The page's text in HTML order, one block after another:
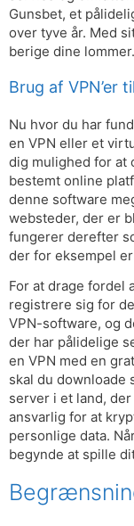
Gunsbet, et
over tyve år. Med
berige dine lommer.
Brug af VPN’er
Nu hvor du har
en VPN eller et
dig mulighed for at
bestemt online
denne software
websteder, der er
fungerer derefter
der for eksempel
For at drage fordel
registrere sig for
VPN-software, og
der har pålidelige
en VPN med en
skal du downloade
server i et land,
ansvarlig for at
personlige data.
begynde at spille